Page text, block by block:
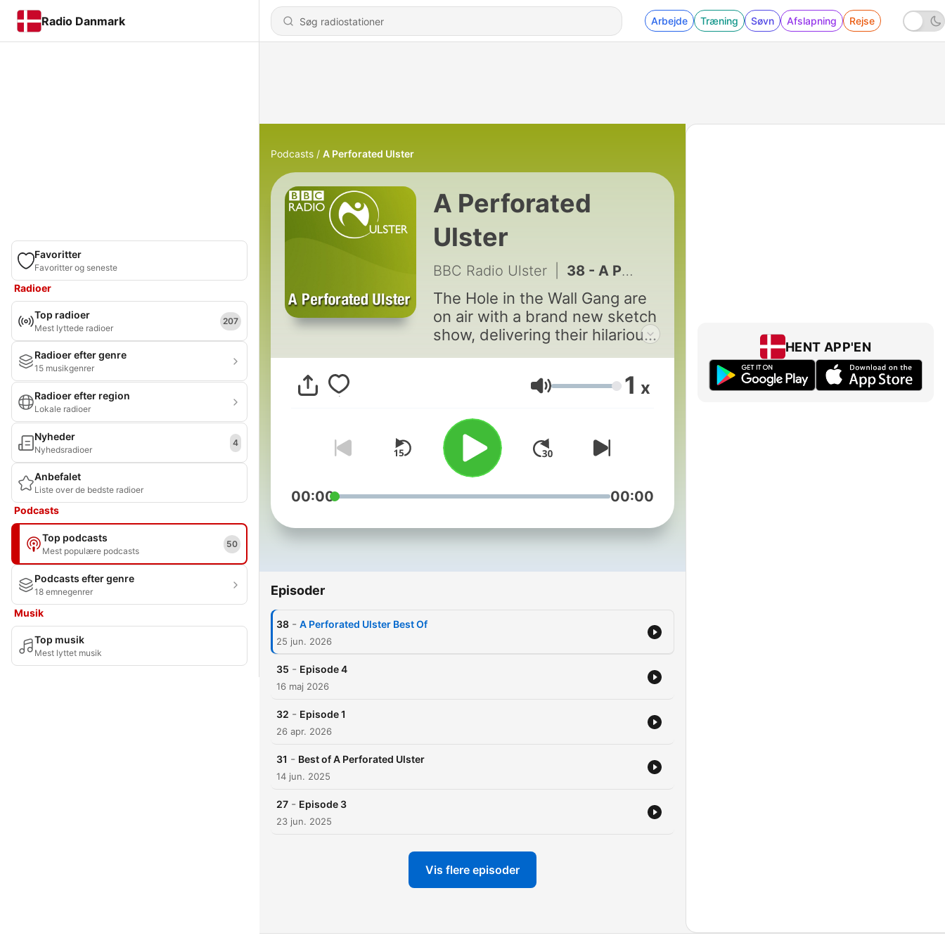
Radio Danmark Arbejde Træning Søvn Afslapning Rejse
Favoritter
Favoritter og seneste
Radioer
Top radioer
Mest lyttede radioer
207
Radioer efter genre
15 musikgenrer
Radioer efter region
Lokale radioer
Nyheder
Nyhedsradioer
4
Anbefalet
Liste over de bedste radioer
Podcasts
Top podcasts
Mest populære podcasts
50
Podcasts efter genre
18 emnegenrer
Musik
Top musik
Mest lyttet musik
Podcasts A Perforated Ulster
A Perforated
Ulster
BBC Radio Ulster 38 - A Perforated Ulster Best Of
The Hole in the Wall Gang are
on air with a brand new sketch
show, delivering their hilarious
Lydstyrke 1 x
00:00 00:00
Episoder
38 - A Perforated Ulster Best Of
25 jun. 2026
35 - Episode 4
16 maj 2026
32 - Episode 1
26 apr. 2026
31 - Best of A Perforated Ulster
14 jun. 2025
27 - Episode 3
23 jun. 2025
Vis flere episoder
HENT APP'EN